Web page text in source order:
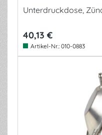
Unterdruckdose,
40,13 €
Artikel-Nr.: 010-0883